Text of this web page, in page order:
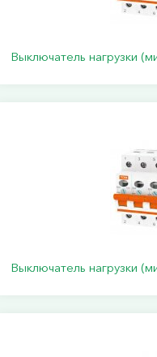
Выключатель нагрузки
Выключатель нагрузки